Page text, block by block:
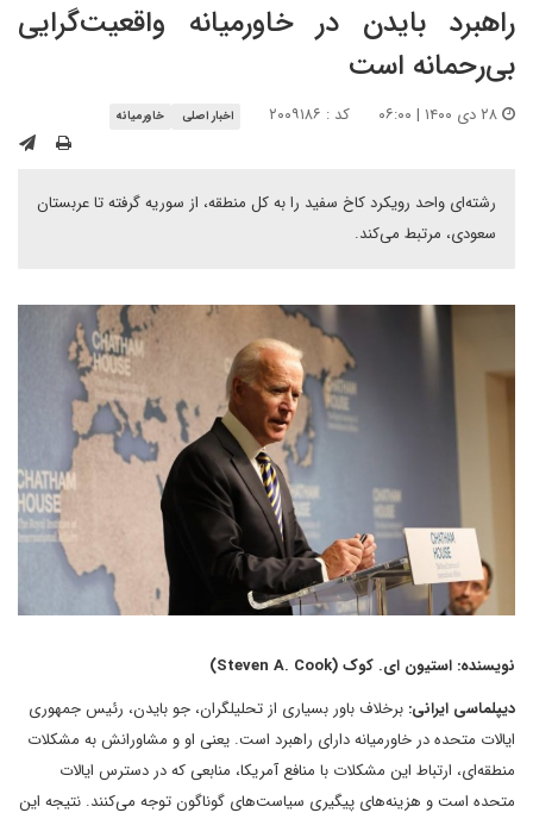
راهبرد بایدن در خاورمیانه واقعیت‌گرایی
بی‌رحمانه است
کد : ۲۰۰۹۱۸۶ اخبار اصلی خاورمیانه
رشته‌ای واحد رویکرد کاخ سفید را به کل منطقه، از سوریه گرفته تا عربستان
سعودی، مرتبط می‌کند.
نویسنده: استیون ای. کوک (Steven A. Cook)
دیپلماسی ایرانی: برخلاف باور بسیاری از تحلیلگران، جو بایدن، رئیس جمهوری
ایالات متحده در خاورمیانه دارای راهبرد است. یعنی او و مشاورانش به مشکلات
منطقه‌ای، ارتباط این مشکلات با منافع آمریکا، منابعی که در دسترس ایالات
متحده است و هزینه‌های پیگیری سیاست‌های گوناگون توجه می‌کنند. نتیجه‌ این